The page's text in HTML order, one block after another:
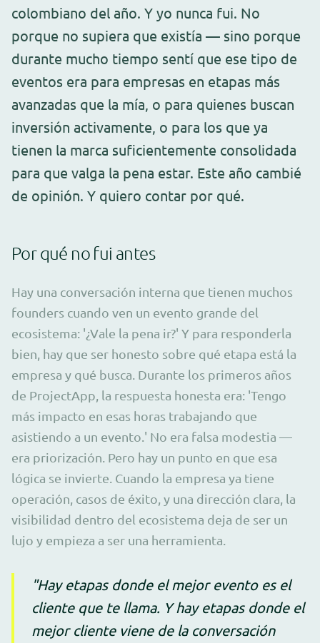
colombiano del año. Y yo nunca fui. No
porque no supiera que existía — sino porque
durante mucho tiempo sentí que ese tipo de
eventos era para empresas en etapas más
avanzadas que la mía, o para quienes buscan
inversión activamente, o para los que ya
tienen la marca suficientemente consolidada
para que valga la pena estar. Este año cambié
de opinión. Y quiero contar por qué.
Por qué no fui antes
Hay una conversación interna que tienen muchos
founders cuando ven un evento grande del
ecosistema: '¿Vale la pena ir?' Y para responderla
bien, hay que ser honesto sobre qué etapa está la
empresa y qué busca. Durante los primeros años
de ProjectApp, la respuesta honesta era: 'Tengo
más impacto en esas horas trabajando que
asistiendo a un evento.' No era falsa modestia —
era priorización. Pero hay un punto en que esa
lógica se invierte. Cuando la empresa ya tiene
operación, casos de éxito, y una dirección clara, la
visibilidad dentro del ecosistema deja de ser un
lujo y empieza a ser una herramienta.
"Hay etapas donde el mejor evento es el
cliente que te llama. Y hay etapas donde el
mejor cliente viene de la conversación